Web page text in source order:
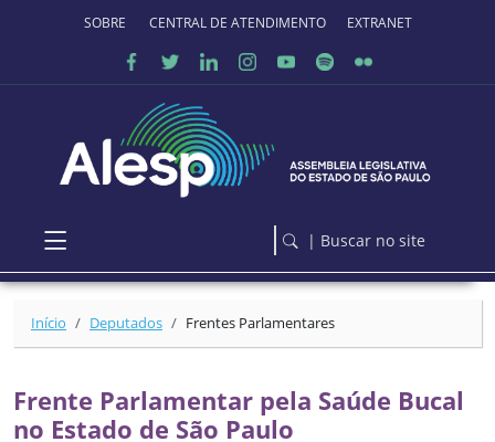
Ir para o conteúdo principal
SOBRE O PORTALCENTRAL DE ATENDIMENTO EXTRANET
| Buscar no site
Início Deputados Frentes Parlamentares
Frente Parlamentar pela Saúde Bucal
no Estado de São Paulo